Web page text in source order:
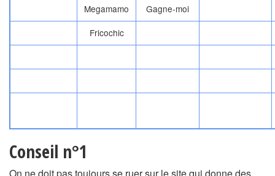
Megamamo
Gagne-moi
Fricochic
Conseil n°1